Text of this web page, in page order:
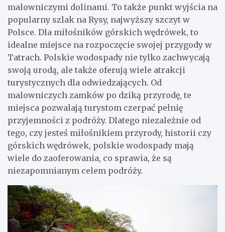
malowniczymi dolinami. To także punkt wyjścia na
popularny szlak na Rysy, najwyższy szczyt w
Polsce. Dla miłośników górskich wędrówek, to
idealne miejsce na rozpoczęcie swojej przygody w
Tatrach. Polskie wodospady nie tylko zachwycają
swoją urodą, ale także oferują wiele atrakcji
turystycznych dla odwiedzających. Od
malowniczych zamków po dziką przyrodę, te
miejsca pozwalają turystom czerpać pełnię
przyjemności z podróży. Dlatego niezależnie od
tego, czy jesteś miłośnikiem przyrody, historii czy
górskich wędrówek, polskie wodospady mają
wiele do zaoferowania, co sprawia, że są
niezapomnianym celem podróży.